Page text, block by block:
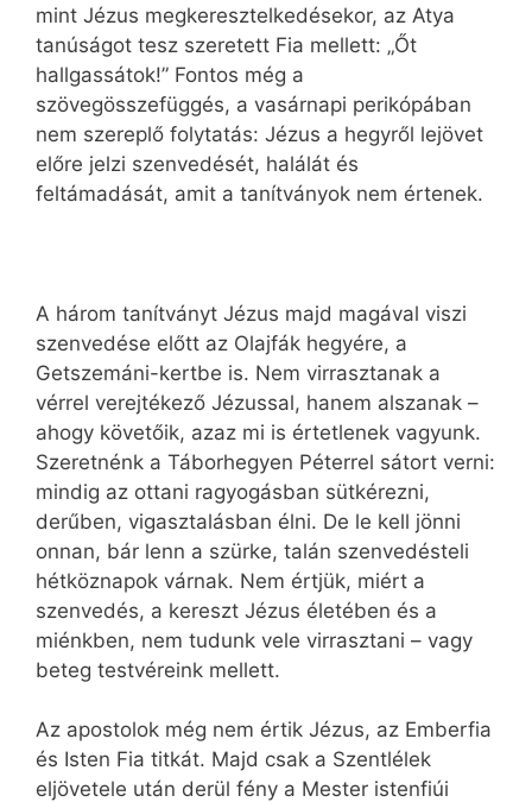
mint Jézus megkeresztelkedésekor, az Atya
tanúságot tesz szeretett Fia mellett: „Őt
hallgassátok!” Fontos még a
szövegösszefüggés, a vasárnapi perikópában
nem szereplő folytatás: Jézus a hegyről lejövet
előre jelzi szenvedését, halálát és
feltámadását, amit a tanítványok nem értenek.
A három tanítványt Jézus majd magával viszi
szenvedése előtt az Olajfák hegyére, a
Getszemáni-kertbe is. Nem virrasztanak a
vérrel verejtékező Jézussal, hanem alszanak –
ahogy követőik, azaz mi is értetlenek vagyunk.
Szeretnénk a Táborhegyen Péterrel sátort verni:
mindig az ottani ragyogásban sütkérezni,
derűben, vigasztalásban élni. De le kell jönni
onnan, bár lenn a szürke, talán szenvedésteli
hétköznapok várnak. Nem értjük, miért a
szenvedés, a kereszt Jézus életében és a
miénkben, nem tudunk vele virrasztani – vagy
beteg testvéreink mellett.
Az apostolok még nem értik Jézus, az Emberfia
és Isten Fia titkát. Majd csak a Szentlélek
eljövetele után derül fény a Mester istenfiúi